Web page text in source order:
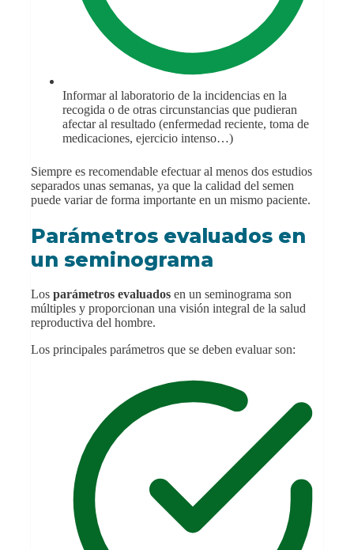
Informar al laboratorio de la incidencias en la
recogida o de otras circunstancias que pudieran
afectar al resultado (enfermedad reciente, toma de
medicaciones, ejercicio intenso…)
Siempre es recomendable efectuar al menos dos estudios
separados unas semanas, ya que la calidad del semen
puede variar de forma importante en un mismo paciente.
Parámetros evaluados en
un seminograma
Los parámetros evaluados en un seminograma son
múltiples y proporcionan una visión integral de la salud
reproductiva del hombre.
Los principales parámetros que se deben evaluar son: